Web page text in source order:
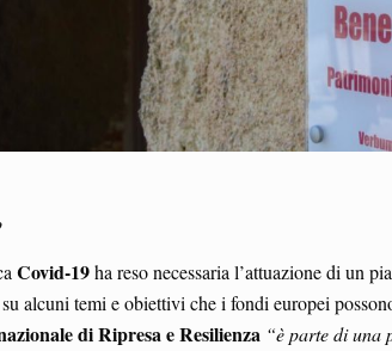
Covid-19ha reso necessaria l’attuazione di un
su alcuni temi e obiettivi che i fondi europei
di Ripresa e Resilienza “è parte di una